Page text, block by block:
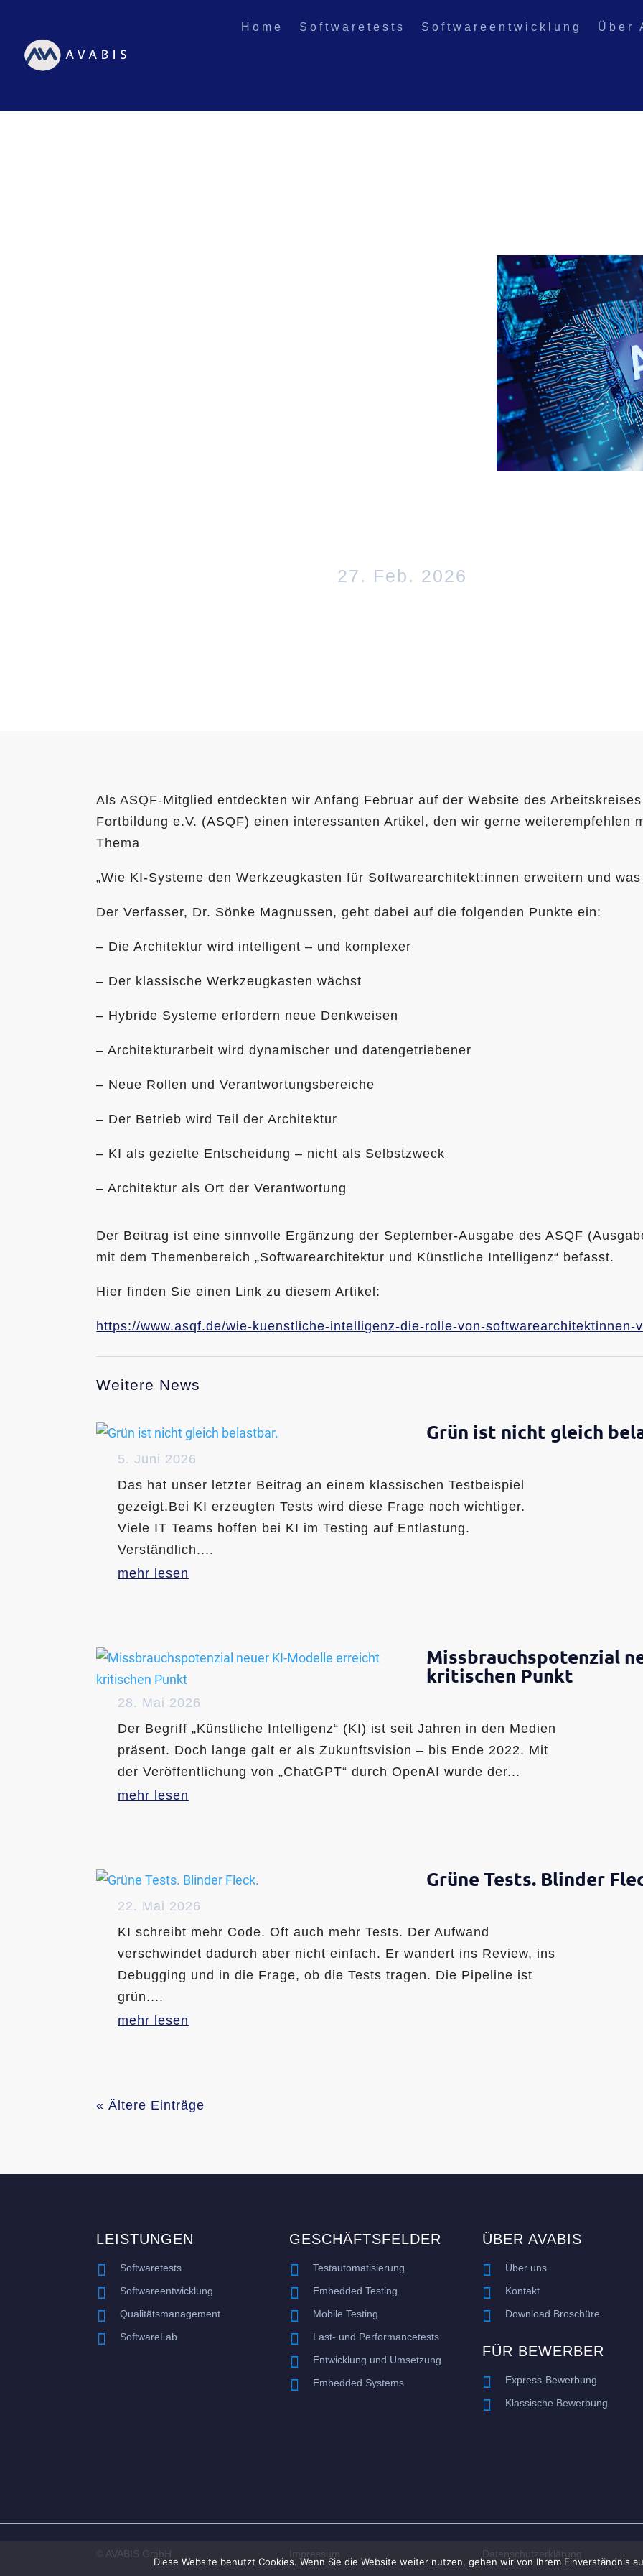
Home Softwaretests Softwareentwicklung Über
27. Feb. 2026
Als ASQF-Mitglied entdeckten wir Anfang Februar auf der Website des
Fortbildung e.V. (ASQF) einen interessanten Artikel, den wir gerne weiterempfehlen
Thema
„Wie KI-Systeme den Werkzeugkasten für Softwarearchitekt:innen erweitern und
Der Verfasser, Dr. Sönke Magnussen, geht dabei auf die folgenden Punkte ein:
– Die Architektur wird intelligent – und komplexer
– Der klassische Werkzeugkasten wächst
– Hybride Systeme erfordern neue Denkweisen
– Architekturarbeit wird dynamischer und datengetriebener
– Neue Rollen und Verantwortungsbereiche
– Der Betrieb wird Teil der Architektur
– KI als gezielte Entscheidung – nicht als Selbstzweck
– Architektur als Ort der Verantwortung
Der Beitrag ist eine sinnvolle Ergänzung der September-Ausgabe des ASQF
mit dem Themenbereich „Softwarearchitektur und Künstliche Intelligenz“ befasst.
Hier finden Sie einen Link zu diesem Artikel:
https://www.asqf.de/wie-kuenstliche-intelligenz-die-rolle-von-softwarearchitektinnen-
Weitere News
Grün ist nicht gleich
5. Juni 2026
Das hat unser letzter Beitrag an einem klassischen Testbeispiel
gezeigt.Bei KI erzeugten Tests wird diese Frage noch wichtiger.
Viele IT Teams hoffen bei KI im Testing auf Entlastung.
Verständlich....
mehr lesen
Missbrauchspotenzial
kritischen Punkt
28. Mai 2026
Der Begriff „Künstliche Intelligenz“ (KI) ist seit Jahren in den Medien
präsent. Doch lange galt er als Zukunftsvision – bis Ende 2022. Mit
der Veröffentlichung von „ChatGPT“ durch OpenAI wurde der...
mehr lesen
Grüne Tests. Blinder
22. Mai 2026
KI schreibt mehr Code. Oft auch mehr Tests. Der Aufwand
verschwindet dadurch aber nicht einfach. Er wandert ins Review, ins
Debugging und in die Frage, ob die Tests tragen. Die Pipeline ist
grün....
mehr lesen
« Ältere Einträge
LEISTUNGEN

Softwaretests
 Softwareentwicklung
 Qualitätsmanagement
 SoftwareLab
GESCHÄFTSFELDER

Testautomatisierung
 Embedded Testing
 Mobile Testing
 Last- und Performancetests
 Entwicklung und Umsetzung
 Embedded Systems
ÜBER AVABIS

Über uns
 Kontakt
 Download Broschüre
FÜR BEWERBER

Express-Bewerbung
 Klassische Bewerbung
© AVABIS GmbH Impressum Datenschutzerklärung
Diese Website benutzt Cookies. Wenn Sie die Website weiter nutzen, gehen wir von Ihrem Einverständnis